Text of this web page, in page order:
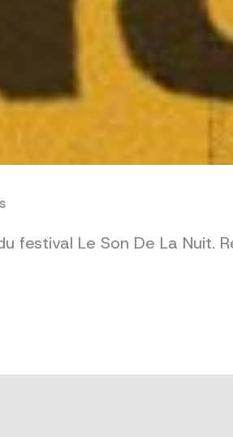
festival Le Son De La Nuit.